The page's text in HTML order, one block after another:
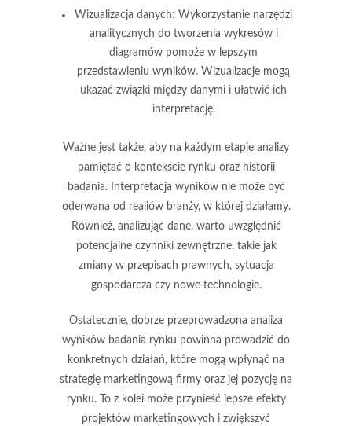
Wizualizacja danych: Wykorzystanie narzędzi
analitycznych do tworzenia wykresów i
diagramów pomoże w lepszym
przedstawieniu wyników. Wizualizacje mogą
ukazać związki między danymi i ułatwić ich
interpretację.
Ważne jest także, aby na każdym etapie analizy
pamiętać o kontekście rynku oraz historii
badania. Interpretacja wyników nie może być
oderwana od realiów branży, w której działamy.
Również, analizując dane, warto uwzględnić
potencjalne czynniki zewnętrzne, takie jak
zmiany w przepisach prawnych, sytuacja
gospodarcza czy nowe technologie.
Ostatecznie, dobrze przeprowadzona analiza
wyników badania rynku powinna prowadzić do
konkretnych działań, które mogą wpłynąć na
strategię marketingową firmy oraz jej pozycję na
rynku. To z kolei może przynieść lepsze efekty
projektów marketingowych i zwiększyć